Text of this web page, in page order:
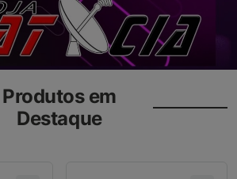
Produtos em
Destaque